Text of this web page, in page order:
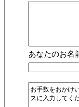
あなたのお名
お手数をおかけ
スに入力してく